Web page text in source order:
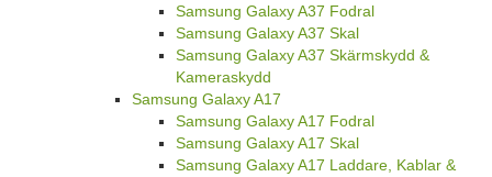
Samsung Galaxy A37 Fodral
Samsung Galaxy A37 Skal
Samsung Galaxy A37 Skärmskydd &
Kameraskydd
Samsung Galaxy A17
Samsung Galaxy A17 Fodral
Samsung Galaxy A17 Skal
Samsung Galaxy A17 Laddare, Kablar &